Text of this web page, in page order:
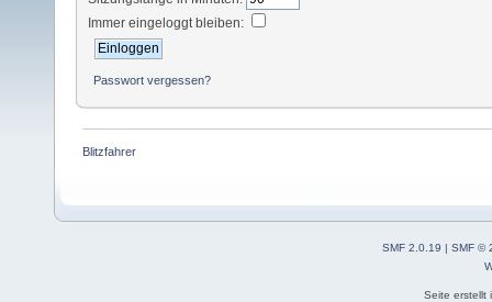
Immer eingeloggt bleiben:
Passwort vergessen?
Blitzfahrer
SMF 2.0.19 | SMF ©
Seite erstellt